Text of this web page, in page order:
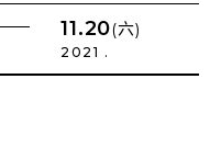
11.20(六)
2021 .